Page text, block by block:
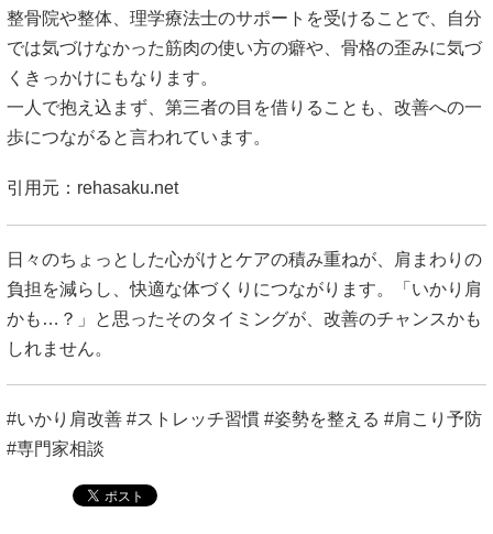
整骨院や整体、理学療法士のサポートを受けることで、自分
では気づけなかった筋肉の使い方の癖や、骨格の歪みに気づ
くきっかけにもなります。
一人で抱え込まず、第三者の目を借りることも、改善への一
歩につながると言われています。
引用元： rehasaku.net
日々のちょっとした心がけとケアの積み重ねが、肩まわりの
負担を減らし、快適な体づくりにつながります。「いかり肩
かも…？」と思ったそのタイミングが、改善のチャンスかも
しれません。
#いかり肩改善 #ストレッチ習慣 #姿勢を整える #肩こり予防
#専門家相談